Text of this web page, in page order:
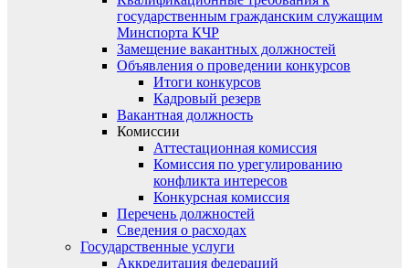
государственным гражданским служащим
Минспорта КЧР
Замещение вакантных должностей
Объявления о проведении конкурсов
Итоги конкурсов
Кадровый резерв
Вакантная должность
Комиссии
Аттестационная комиссия
Комиссия по урегулированию
конфликта интересов
Конкурсная комиссия
Перечень должностей
Сведения о расходах
Государственные услуги
Аккредитация федераций